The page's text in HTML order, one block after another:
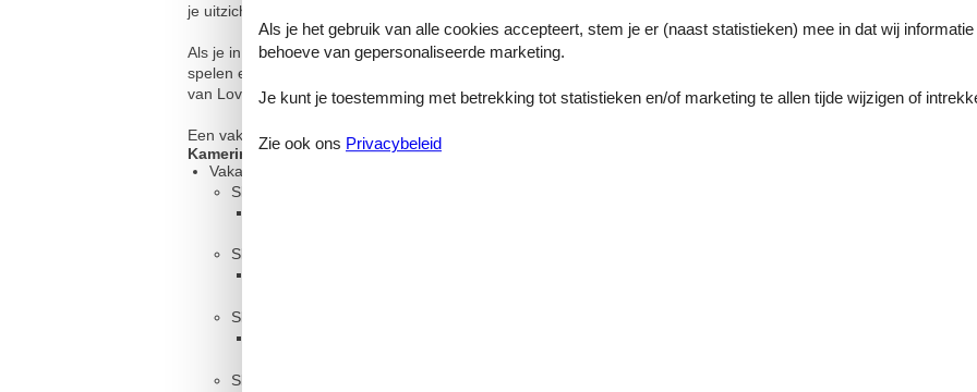
je uitzicht op het meer Ørslevkloster Sø. Ga daarna actief aan de slag en speel een potje tafeltennis.
Als je in de stemming bent voor wat verwennerij, spring dan in het Finse houten bad en ontspan naar hartenlust.
spelen en te ontspannen. Je kunt ook de prachtige omgeving van je vakantiehuis verkennen. Ga wandelen bij
van Lovns Bredning.
Een vakantie in dit vakantiehuis in Virksund belooft ontspanning, plezier en onvergetelijke herinneringen voor het
Kamerindeling
Vakantiewoning
Slaapkamer, 2 personen
Slaapkamer, 2 personen
Slaapkamer, 2 personen
Slaapkamer, 2 personen
Als je het gebruik van alle cookies accepteert, stem je er (naast statistieken) mee in dat wij
behoeve van gepersonaliseerde marketing.
Je kunt je toestemming met betrekking tot statistieken en/of marketing te allen tijde wijzigen of
Zie ook ons Privacybeleid